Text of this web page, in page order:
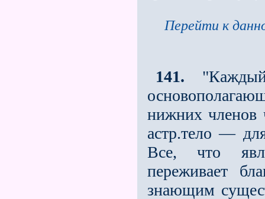
Перейти к
141.
ниж­них членов
астр.тело —
Все, что
переживает
знающим